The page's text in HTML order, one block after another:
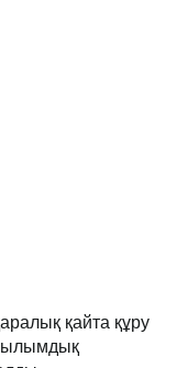
қайта құру